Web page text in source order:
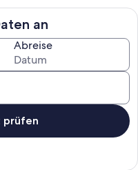
dass einem angenehmen
ist ein WLAN- Anschluss
am Haus nach Norden und
bis zum späten Abend
über dem
in Richtung Saint Pol de
Plouescat. In
an
Abreise
prüfen